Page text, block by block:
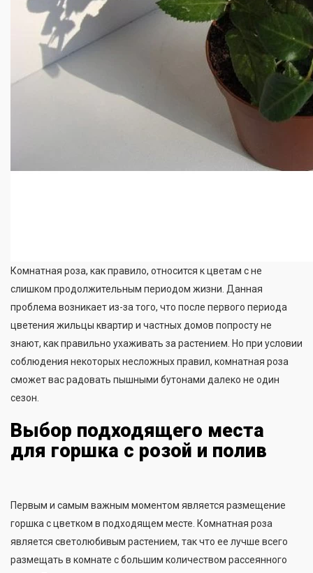
Комнатная роза, как правило, относится к цветам с не
слишком продолжительным периодом жизни. Данная
проблема возникает из-за того, что после первого периода
цветения жильцы квартир и частных домов попросту не
знают, как правильно ухаживать за растением. Но при условии
соблюдения некоторых несложных правил, комнатная роза
сможет вас радовать пышными бутонами далеко не один
сезон.
Выбор подходящего места
для горшка с розой и полив
Первым и самым важным моментом является размещение
горшка с цветком в подходящем месте. Комнатная роза
является светолюбивым растением, так что ее лучше всего
размещать в комнате с большим количеством рассеянного